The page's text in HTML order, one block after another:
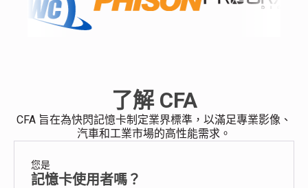
了解 CFA
CFA 旨在為快閃記憶卡制定業界標準，以滿足專業影像、
汽車和工業市場的高性能需求。
您是
記憶卡使用者嗎？